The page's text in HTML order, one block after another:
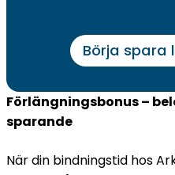
Börja spara
Förlängningsbonus –
sparande
När din bindningstid hos